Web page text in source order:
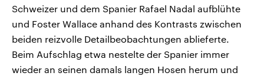
Schweizer und dem Spanier Rafael Nadal aufblühte
und Foster Wallace anhand des Kontrasts zwischen
beiden reizvolle Detailbeobachtungen ablieferte.
Beim Aufschlag etwa nestelte der Spanier immer
wieder an seinen damals langen Hosen herum und